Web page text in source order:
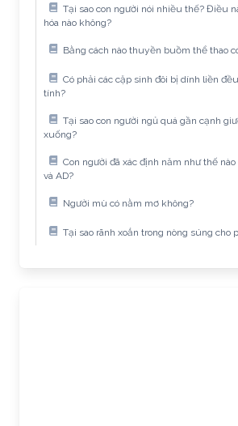
Tại sao con người nói nhiều thế? Điều
hóa nào không?
Bằng cách nào thuyền buồm thể thao
Có phải các cặp sinh đôi bị dính liền
tính?
Tại sao con người ngủ quá gần cạnh
xuống?
Con người đã xác định năm như thế
và AD?
Người mù có nằm mơ không?
Tại sao rãnh xoắn trong nòng súng cho